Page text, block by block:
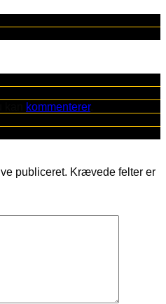
kan kommenterer.
publiceret. Krævede felter er